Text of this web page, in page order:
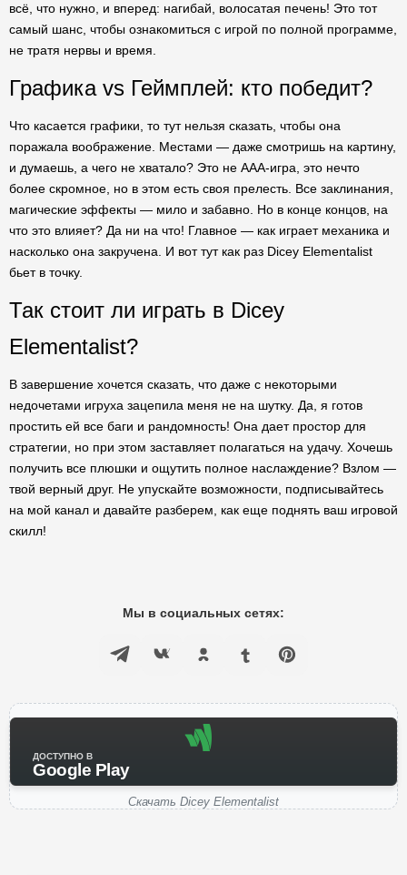
всё, что нужно, и вперед: нагибай, волосатая печень! Это тот
самый шанс, чтобы ознакомиться с игрой по полной программе,
не тратя нервы и время.
Графика vs Геймплей: кто победит?
Что касается графики, то тут нельзя сказать, чтобы она
поражала воображение. Местами — даже смотришь на картину,
и думаешь, а чего не хватало? Это не AAA-игра, это нечто
более скромное, но в этом есть своя прелесть. Все заклинания,
магические эффекты — мило и забавно. Но в конце концов, на
что это влияет? Да ни на что! Главное — как играет механика и
насколько она закручена. И вот тут как раз Dicey Elementalist
бьет в точку.
Так стоит ли играть в Dicey
Elementalist?
В завершение хочется сказать, что даже с некоторыми
недочетами игруха зацепила меня не на шутку. Да, я готов
простить ей все баги и рандомность! Она дает простор для
стратегии, но при этом заставляет полагаться на удачу. Хочешь
получить все плюшки и ощутить полное наслаждение? Взлом —
твой верный друг. Не упускайте возможности, подписывайтесь
на мой канал и давайте разберем, как еще поднять ваш игровой
скилл!
Мы в социальных сетях:
ДОСТУПНО В
Google Play
Скачать Dicey Elementalist